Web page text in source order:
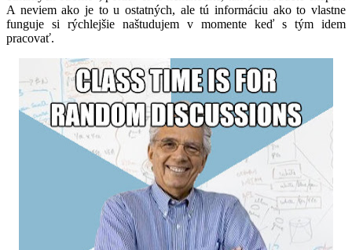
A neviem ako je to u ostatných, ale tú informáciu ako to vlastne
funguje si rýchlejšie naštudujem v momente keď s tým idem
pracovať.